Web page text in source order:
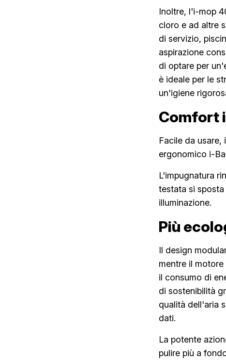
Inoltre, l'i-mop
cloro e ad altre
di servizio,
aspirazione
di optare per
è ideale per le
un'igiene
Comfort
Facile da
ergonomico i-
L'impugnatura
testata si
illuminazione.
Più
Il design
mentre il
il consumo di
di sostenibilità
qualità dell'aria
dati.
La potente
pulire più a